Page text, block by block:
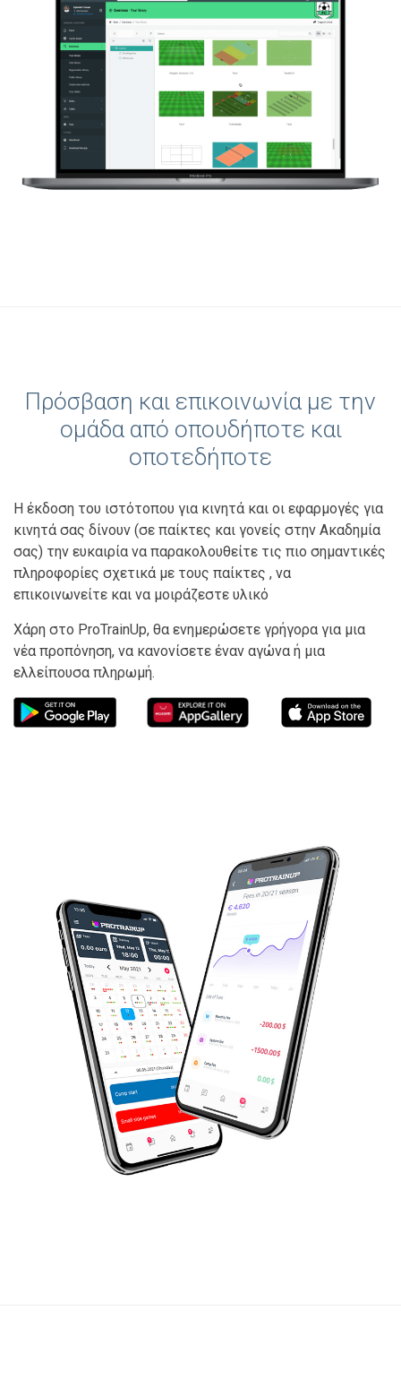
Πρόσβαση και επικοινωνία με την
ομάδα από οπουδήποτε και
οποτεδήποτε
Η έκδοση του ιστότοπου για κινητά και οι εφαρμογές για
κινητά σας δίνουν (σε παίκτες και γονείς στην Ακαδημία
σας) την ευκαιρία να παρακολουθείτε τις πιο σημαντικές
πληροφορίες σχετικά με τους παίκτες , να
επικοινωνείτε και να μοιράζεστε υλικό
Χάρη στο ProTrainUp, θα ενημερώσετε γρήγορα για μια
νέα προπόνηση, να κανονίσετε έναν αγώνα ή μια
ελλείπουσα πληρωμή.